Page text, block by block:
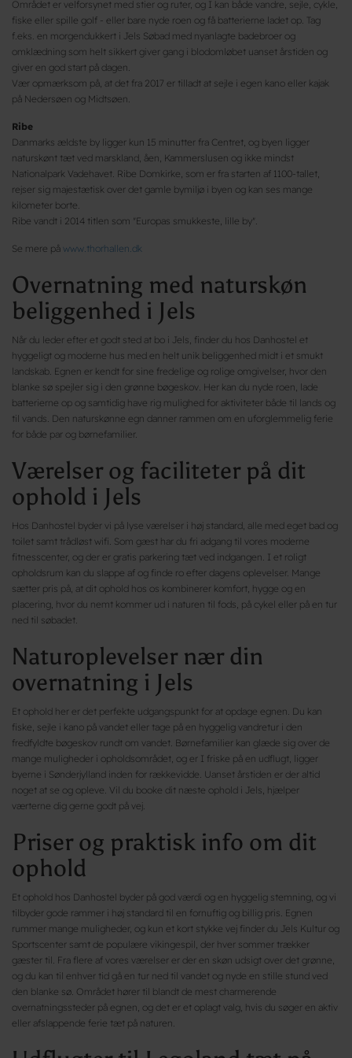
Området er velforsynet med stier og ruter, og I kan både vandre, sejle, cykle,
fiske eller spille golf - eller bare nyde roen og få batterierne ladet op. Tag
f.eks. en morgendukkert i Jels Søbad med nyanlagte badebroer og
omklædning som helt sikkert giver gang i blodomløbet uanset årstiden og
giver en god start på dagen.
Vær opmærksom på, at det fra 2017 er tilladt at sejle i egen kano eller kajak
på Nedersøen og Midtsøen.
Ribe
Danmarks ældste by ligger kun 15 minutter fra Centret, og byen ligger
naturskønt tæt ved marskland, åen, Kammerslusen og ikke mindst
Nationalpark Vadehavet. Ribe Domkirke, som er fra starten af 1100-tallet,
rejser sig majestætisk over det gamle bymiljø i byen og kan ses mange
kilometer borte.
Ribe vandt i 2014 titlen som "Europas smukkeste, lille by".
Se mere på www.thorhallen.dk
Overnatning med naturskøn
beliggenhed i Jels
Når du leder efter et godt sted at bo i Jels, finder du hos Danhostel et
hyggeligt og moderne hus med en helt unik beliggenhed midt i et smukt
landskab. Egnen er kendt for sine fredelige og rolige omgivelser, hvor den
blanke sø spejler sig i den grønne bøgeskov. Her kan du nyde roen, lade
batterierne op og samtidig have rig mulighed for aktiviteter både til lands og
til vands. Den naturskønne egn danner rammen om en uforglemmelig ferie
for både par og børnefamilier.
Værelser og faciliteter på dit
ophold i Jels
Hos Danhostel byder vi på lyse værelser i høj standard, alle med eget bad og
toilet samt trådløst wifi. Som gæst har du fri adgang til vores moderne
fitnesscenter, og der er gratis parkering tæt ved indgangen. I et roligt
opholdsrum kan du slappe af og finde ro efter dagens oplevelser. Mange
sætter pris på, at dit ophold hos os kombinerer komfort, hygge og en
placering, hvor du nemt kommer ud i naturen til fods, på cykel eller på en tur
ned til søbadet.
Naturoplevelser nær din
overnatning i Jels
Et ophold her er det perfekte udgangspunkt for at opdage egnen. Du kan
fiske, sejle i kano på vandet eller tage på en hyggelig vandretur i den
fredfyldte bøgeskov rundt om vandet. Børnefamilier kan glæde sig over de
mange muligheder i opholdsområdet, og er I friske på en udflugt, ligger
byerne i Sønderjylland inden for rækkevidde. Uanset årstiden er der altid
noget at se og opleve. Vil du booke dit næste ophold i Jels, hjælper
værterne dig gerne godt på vej.
Priser og praktisk info om dit
ophold
Et ophold hos Danhostel byder på god værdi og en hyggelig stemning, og vi
tilbyder gode rammer i høj standard til en fornuftig og billig pris. Egnen
rummer mange muligheder, og kun et kort stykke vej finder du Jels Kultur og
Sportscenter samt de populære vikingespil, der hver sommer trækker
gæster til. Fra flere af vores værelser er der en skøn udsigt over det grønne,
og du kan til enhver tid gå en tur ned til vandet og nyde en stille stund ved
den blanke sø. Området hører til blandt de mest charmerende
overnatningssteder på egnen, og det er et oplagt valg, hvis du søger en aktiv
eller afslappende ferie tæt på naturen.